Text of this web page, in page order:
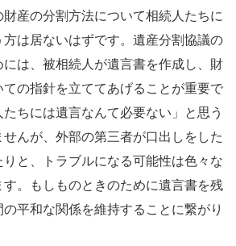
産の分割方法について相続人たちに
は居ないはずです。遺産分割協議の
には、被相続人が遺言書を作成し、財
の指針を立ててあげることが重要で
ちには遺言なんて必要ない」と思う
んが、外部の第三者が口出しをした
りと、トラブルになる可能性は色々な
す。もしものときのために遺言書を残
平和な関係を維持することに繋がり